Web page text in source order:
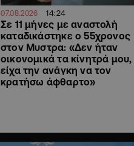
07.08.2026 14:24
Σε 11 μήνες με αναστολή
καταδικάστηκε ο 55χρονος
στον Μυστρα: «Δεν ήταν
οικονομικά τα κίνητρά μου,
είχα την ανάγκη να τον
κρατήσω άφθαρτο»